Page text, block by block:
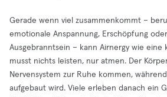
Gerade wenn viel zusammenkommt –
emotionale Anspannung, Erschöpfung
Ausgebranntsein – kann Airnergy wie eine
musst nichts leisten, nur atmen. Der
Nervensystem zur Ruhe kommen,
aufgebaut wird. Viele erleben danach ein